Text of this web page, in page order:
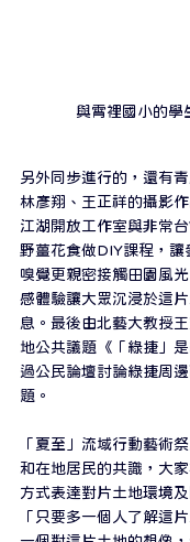
與霄裡國小的學
另外同步進行的，還有
林彥翔、王正祥的攝影
江湖開放工作室與非常
野薑花食做DIY課程，讓
嗅覺更親密接觸田園風
感體驗讓大眾沉浸於這
息。最後由北藝大教授
地公共議題《「綠捷」
過公民論壇討論綠捷周
題。
「夏至」流域行動藝術
和在地居民的共識，大
方式表達對片土地環境
「只要多一個人了解這